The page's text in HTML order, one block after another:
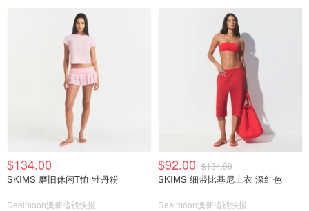
$134.00
SKIMS 磨旧休闲T恤 牡丹粉
Dealmoon澳新省钱快报
$92.00 $134.00
SKIMS 细带比基尼上衣 深红色
Dealmoon澳新省钱快报